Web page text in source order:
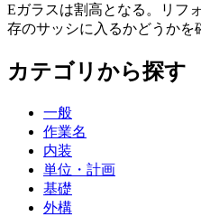
Eガラスは割高となる。リフ
存のサッシに入るかどうかを
カテゴリから探す
一般
作業名
内装
単位・計画
基礎
外構